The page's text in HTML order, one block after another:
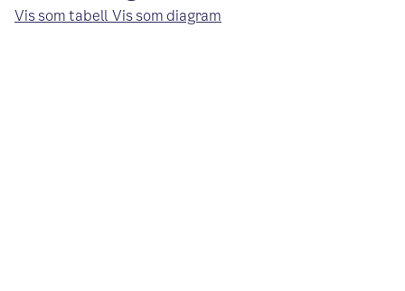
Vis som tabellVis som diagram